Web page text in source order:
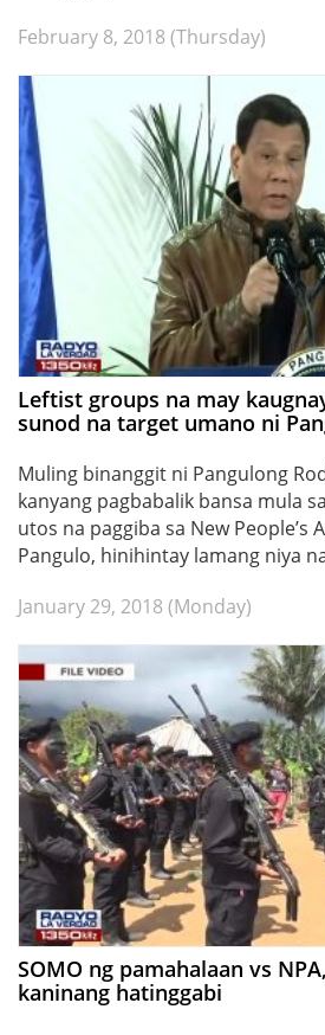
February 8, 2018 (Thursday)
Leftist groups na may
sunod na target umano ni
Muling binanggit ni Pangulong
kanyang pagbabalik bansa mula
utos na paggiba sa New People’s
Pangulo, hinihintay lamang niya
January 29, 2018 (Monday)
SOMO ng pamahalaan vs
kaninang hatinggabi